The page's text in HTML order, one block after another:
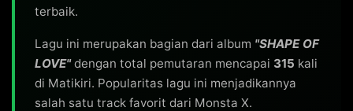
terbaik.
Lagu ini merupakan bagian dari album "SHAPE OF
LOVE"dengan total pemutaran mencapai 315 kali
di Matikiri. Popularitas lagu ini menjadikannya
salah satu track favorit dari Monsta X.